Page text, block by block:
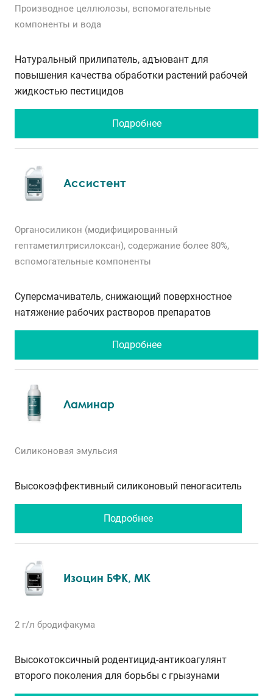
Производное целлюлозы, вспомогательные
компоненты и вода
Натуральный прилипатель, адъювант для
повышения качества обработки растений рабочей
жидкостью пестицидов
Подробнее
Ассистент
Органосиликон (модифицированный
гептаметилтрисилоксан), содержание более 80%,
вспомогательные компоненты
Суперсмачиватель, снижающий поверхностное
натяжение рабочих растворов препаратов
Подробнее
Ламинар
Силиконовая эмульсия
Высокоэффективный силиконовый пеногаситель
Подробнее
Изоцин БФК, МК
2 г/л бродифакума
Высокотоксичный родентицид-антикоагулянт
второго поколения для борьбы с грызунами